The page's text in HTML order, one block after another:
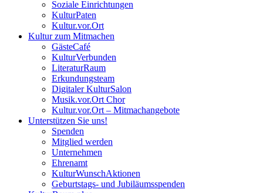
Soziale Einrichtungen
KulturPaten
Kultur.vor.Ort
Kultur zum Mitmachen
GästeCafé
KulturVerbunden
LiteraturRaum
Erkundungsteam
Digitaler KulturSalon
Musik.vor.Ort Chor
Kultur.vor.Ort – Mitmachangebote
Unterstützen Sie uns!
Spenden
Mitglied werden
Unternehmen
Ehrenamt
KulturWunschAktionen
Geburtstags- und Jubiläumsspenden